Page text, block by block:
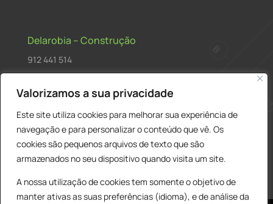
Valorizamos a sua privacidade
Este site utiliza cookies para melhorar sua experiência de
navegação e para personalizar o conteúdo que vê. Os
cookies são pequenos arquivos de texto que são
armazenados no seu dispositivo quando visita um site.
A nossa utilização de cookies tem somente o objetivo de
manter ativas as suas preferências (idioma), e de análise da
Delarobia – Construção
912 441 514
R. António Andrade, 1171
2820-287 • Charneca de Caparica
Products
search PESQUISAR